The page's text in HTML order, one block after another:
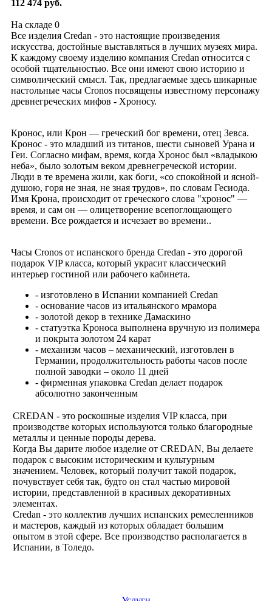
112 474 руб.
На складе 0
Все изделия Credan - это настоящие произведения
искусства, достойные выставляться в лучших музеях мира.
К каждому своему изделию компания Credan относится с
особой тщательностью. Все они имеют свою историю и
символический смысл. Так, предлагаемые здесь шикарные
настольные часы Cronos посвящены известному персонажу
древнегреческих мифов - Хроносу.
Кронос, или Крон — греческий бог времени, отец Зевса.
Кронос - это младший из титанов, шести сыновей Урана и
Геи. Согласно мифам, время, когда Хронос был «владыкою
неба», было золотым веком древнегреческой истории.
Люди в те времена жили, как боги, «со спокойной и ясной-
душою, горя не зная, не зная трудов», по словам Гесиода.
Имя Крона, происходит от греческого слова "хронос" —
время, и сам он — олицетворение всепоглощающего
времени. Все рождается и исчезает во времени..
Часы Cronos от испанского бренда Credan - это дорогой
подарок VIP класса, который украсит классический
интерьер гостиной или рабочего кабинета.
- изготовлено в Испании компанией Credan
- основание часов из итальянского мрамора
- золотой декор в технике Дамаскино
- статуэтка Кроноса выполнена вручную из полимера
и покрыта золотом 24 карат
- механизм часов – механический, изготовлен в
Германии, продолжительность работы часов после
полной заводки – около 11 дней
- фирменная упаковка Credan делает подарок
абсолютно законченным
CREDAN - это роскошные изделия VIP класса, при
производстве которых используются только благородные
металлы и ценные породы дерева.
Когда Вы дарите любое изделие от CREDAN, Вы делаете
подарок с высоким историческим и культурным
значением. Человек, который получит такой подарок,
почувствует себя так, будто он стал частью мировой
истории, представленной в красивых декоративных
элементах.
Credan - это коллектив лучших испанских ремесленников
и мастеров, каждый из которых обладает большим
опытом в этой сфере. Все производство располагается в
Испании, в Толедо.